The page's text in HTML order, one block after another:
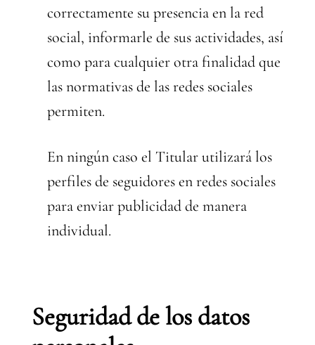
correctamente su presencia en la red
social, informarle de sus actividades, así
como para cualquier otra finalidad que
las normativas de las redes sociales
permiten.
En ningún caso el Titular utilizará los
perfiles de seguidores en redes sociales
para enviar publicidad de manera
individual.
Seguridad de los datos